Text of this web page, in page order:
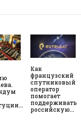
Как
французский
спутниковый
оператор
помогает
поддерживать
российскую…